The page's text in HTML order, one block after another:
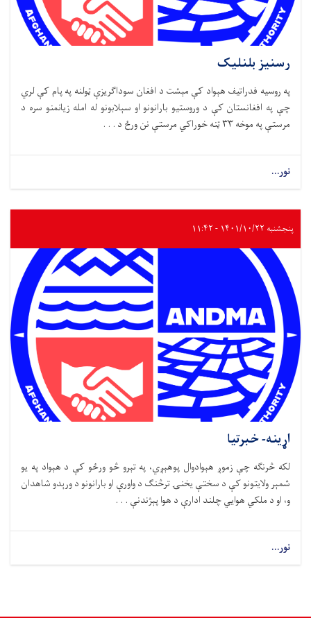
رسنیز بلنلیک
په روسیه فدراتیف هېواد کې مېشت د افغان سوداګریزې ټولنه په پام کې لري
چې په افغانستان کې د وروستیو بارانونو او سېلابونو له امله زیانمنو سره د
مرستې په موخه ۳۳ ټنه خوراکي مرستې نن ورځ د . . .
نور...
پنجشنبه ۱۴۰۱/۱۰/۲۲ - ۱۱:۴۲
اړینه- خبرتیا
لکه څرنګه چې زموږ هېوادوال پوهېږي، په تېرو څو ورځو کې د هېواد په یو
شمېر ولایتونو کې د سختې یخنۍ ترڅنګ د واورې او بارانونو د ورېدو شاهدان
و، او د ملکي هوايي چلند ادارې د هوا پېژندنې . . .
نور...